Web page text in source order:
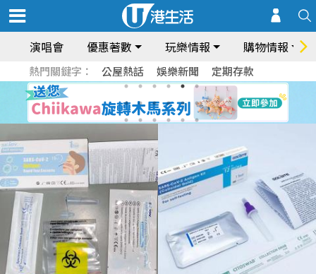
演唱會 優惠著數 玩樂情報 購物情報
熱門關鍵字： 公屋熱話 娛樂新聞 定期存款